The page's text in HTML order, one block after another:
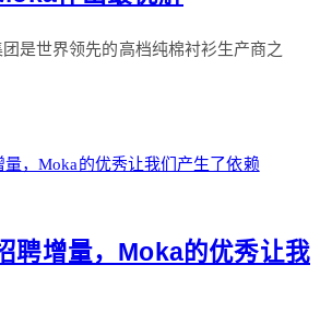
是世界领先的高档纯棉衬衫生产商之
聘增量，Moka的优秀让我